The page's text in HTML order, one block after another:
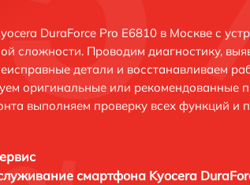
DuraForce Pro E6810 в Москве с
сложности. Проводим диагностику,
детали и восстанавливаем
оригинальные или рекомендованные
выполняем проверку всех функций и
смартфона Kyocera